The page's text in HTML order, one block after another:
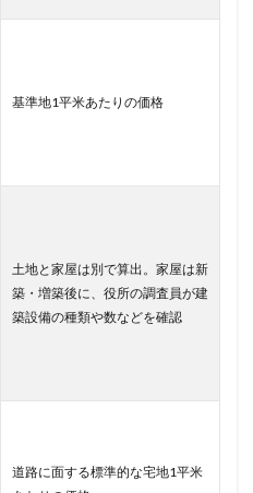
基準地1平米あたりの価格
土地と家屋は別で算出。家屋は新
築・増築後に、役所の調査員が建
築設備の種類や数などを確認
道路に面する標準的な宅地1平米